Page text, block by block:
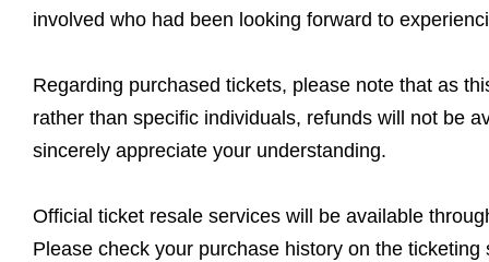
involved who had been looking forward to
Regarding purchased tickets, please note that as
rather than specific individuals, refunds will not be
sincerely appreciate your understanding.
Official ticket resale services will be available
Please check your purchase history on the